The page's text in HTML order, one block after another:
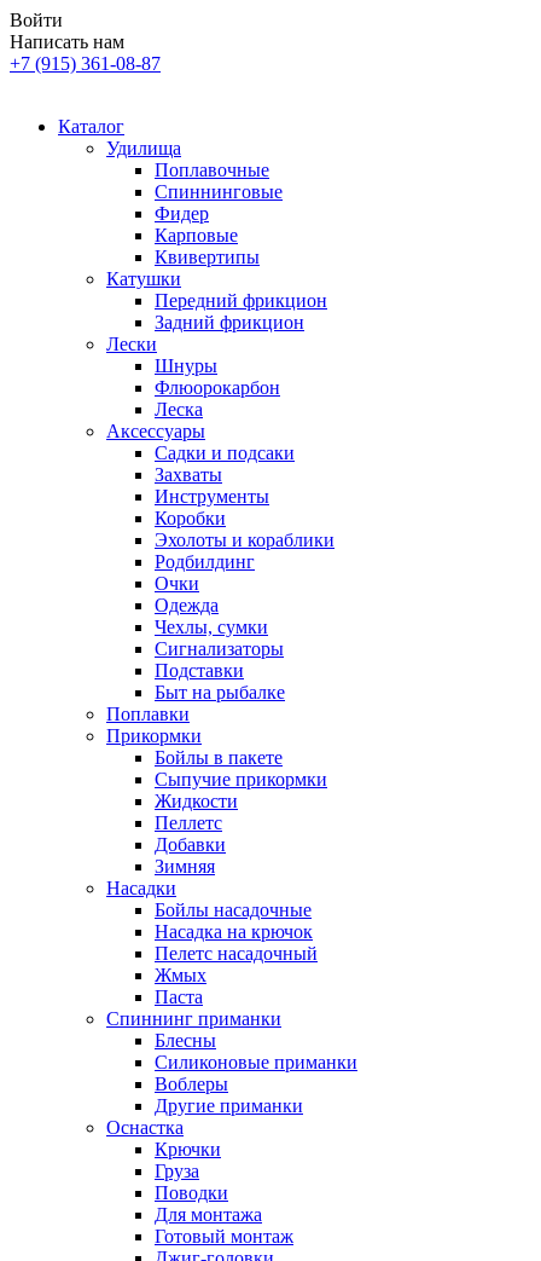
Войти
Написать нам
+7 (915) 361-08-87
Каталог
Удилища
Поплавочные
Спиннинговые
Фидер
Карповые
Квивертипы
Катушки
Передний фрикцион
Задний фрикцион
Лески
Шнуры
Флюорокарбон
Леска
Аксессуары
Садки и подсаки
Захваты
Инструменты
Коробки
Эхолоты и кораблики
Родбилдинг
Очки
Одежда
Чехлы, сумки
Сигнализаторы
Подставки
Быт на рыбалке
Поплавки
Прикормки
Бойлы в пакете
Сыпучие прикормки
Жидкости
Пеллетс
Добавки
Зимняя
Насадки
Бойлы насадочные
Насадка на крючок
Пелетс насадочный
Жмых
Паста
Спиннинг приманки
Блесны
Силиконовые приманки
Воблеры
Другие приманки
Оснастка
Крючки
Груза
Поводки
Для монтажа
Готовый монтаж